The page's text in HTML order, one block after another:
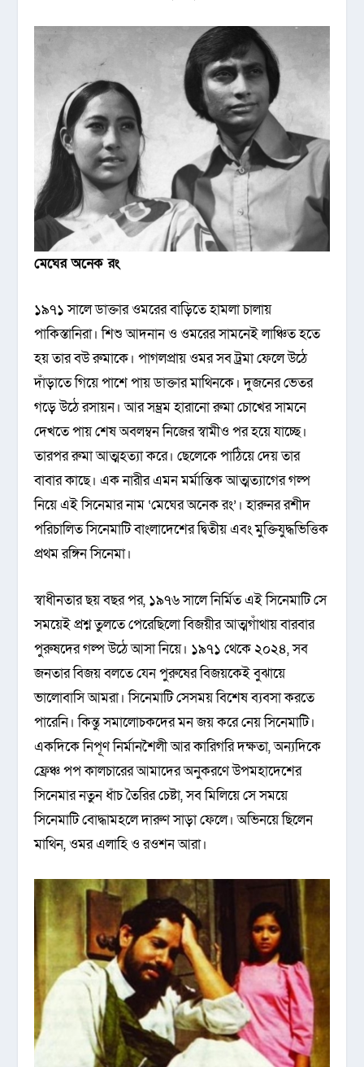
মেঘের অনেক রং
১৯৭১ সালে ডাক্তার ওমরের বাড়িতে হামলা চালায়
পাকিস্তানিরা। শিশু আদনান ও ওমরের সামনেই লাঞ্চিত হতে
হয় তার বউ রুমাকে। পাগলপ্রায় ওমর সব ট্রমা ফেলে উঠে
দাঁড়াতে গিয়ে পাশে পায় ডাক্তার মাথিনকে। দুজনের ভেতর
গড়ে উঠে রসায়ন। আর সম্ভ্রম হারানো রুমা চোখের সামনে
দেখতে পায় শেষ অবলম্বন নিজের স্বামীও পর হয়ে যাচ্ছে।
তারপর রুমা আত্মহত্যা করে। ছেলেকে পাঠিয়ে দেয় তার
বাবার কাছে। এক নারীর এমন মর্মান্তিক আত্মত্যাগের গল্প
নিয়ে এই সিনেমার নাম ‘মেঘের অনেক রং’। হারুনর রশীদ
পরিচালিত সিনেমাটি বাংলাদেশের দ্বিতীয় এবং মুক্তিযুদ্ধভিত্তিক
প্রথম রঙ্গিন সিনেমা।
স্বাধীনতার ছয় বছর পর, ১৯৭৬ সালে নির্মিত এই সিনেমাটি সে
সময়েই প্রশ্ন তুলতে পেরেছিলো বিজয়ীর আত্মগাঁথায় বারবার
পুরুষদের গল্প উঠে আসা নিয়ে। ১৯৭১ থেকে ২০২৪, সব
জনতার বিজয় বলতে যেন পুরুষের বিজয়কেই বুঝায়ে
ভালোবাসি আমরা। সিনেমাটি সেসময় বিশেষ ব্যবসা করতে
পারেনি। কিন্তু সমালোচকদের মন জয় করে নেয় সিনেমাটি।
একদিকে নিপূণ নির্মানশৈলী আর কারিগরি দক্ষতা, অন্যদিকে
ফ্রেঞ্চ পপ কালচারের আমাদের অনুকরণে উপমহাদেশের
সিনেমার নতুন ধাঁচ তৈরির চেষ্টা, সব মিলিয়ে সে সময়ে
সিনেমাটি বোদ্ধামহলে দারুণ সাড়া ফেলে। অভিনয়ে ছিলেন
মাথিন, ওমর এলাহি ও রওশন আরা।